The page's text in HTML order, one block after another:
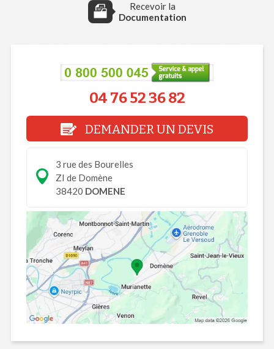
Recevoir la
Documentation
04 76 52 36 82
DEMANDER UN DEVIS
3 rue des Bourelles
ZI de Domène
38420 DOMENE